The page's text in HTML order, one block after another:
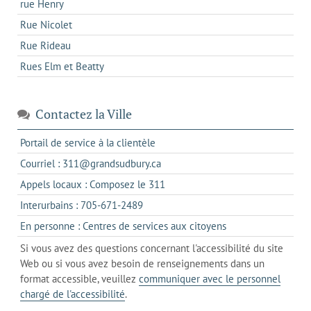
rue Henry
Rue Nicolet
Rue Rideau
Rues Elm et Beatty
Contactez la Ville
Portail de service à la clientèle
dans
un
nouvel
Courriel : 311@grandsudbury.cas'ouvre
dans
votre
de
messagerie
Appels locaux : Composez le 311
dans
un
client
de
votre
téléphone
Interurbains : 705-671-2489s'ouvre
dans
un
client
de
votre
En personne : Centres de services aux citoyenss'ouvre
dans
l'onglet
actuel
Si vous avez des questions concernant l'accessibilité du site
Web ou si vous avez besoin de renseignements dans un
format accessible, veuillez communiquer avec le personnel
chargé de l'accessibilité.